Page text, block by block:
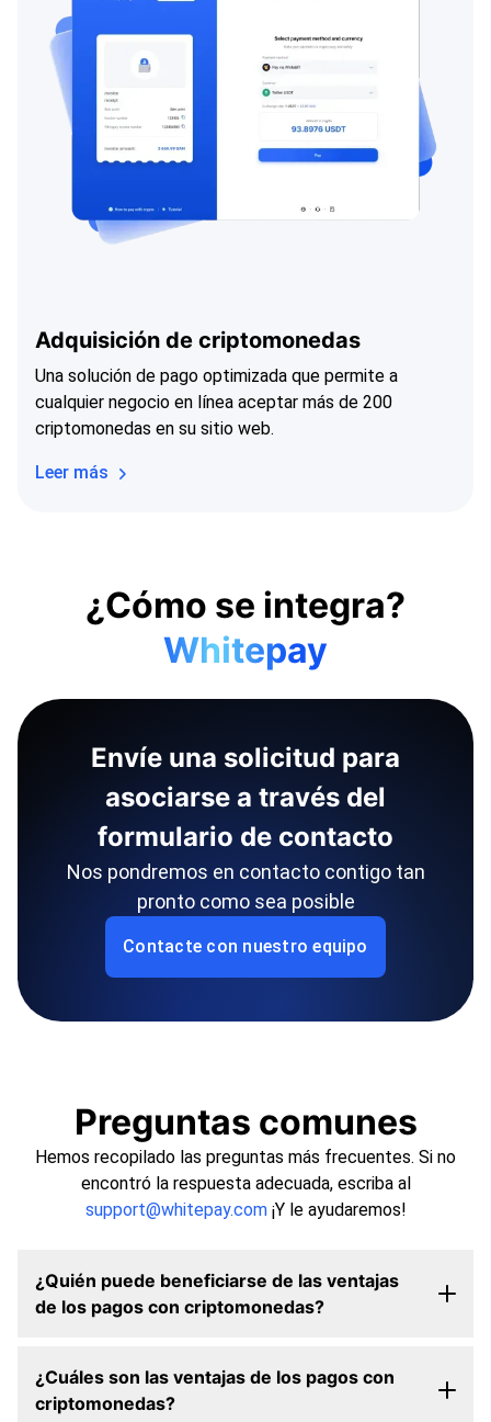
Adquisición de criptomonedas
Una solución de pago optimizada que permite a
cualquier negocio en línea aceptar más de 200
criptomonedas en su sitio web.
Leer más
¿Cómo se integra?
Whitepay
Envíe una solicitud para
asociarse a través del
formulario de contacto
Nos pondremos en contacto contigo tan
pronto como sea posible
Contacte con nuestro equipo
Preguntas comunes
Hemos recopilado las preguntas más frecuentes. Si no
encontró la respuesta adecuada, escriba al
support@whitepay.com¡Y le ayudaremos!
¿Quién puede beneficiarse de las ventajas
de los pagos con criptomonedas?
¿Cuáles son las ventajas de los pagos con
criptomonedas?